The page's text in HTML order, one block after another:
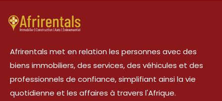
Afrirentals met en relation les personnes avec des
biens immobiliers, des services, des véhicules et des
professionnels de confiance, simplifiant ainsi la vie
quotidienne et les affaires à travers l'Afrique.